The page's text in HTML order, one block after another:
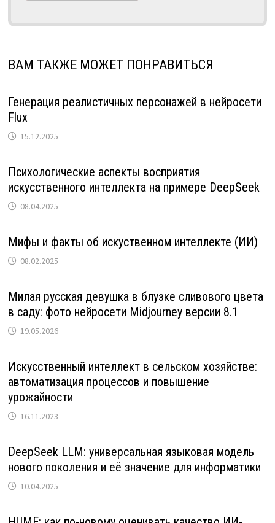
ВАМ ТАКЖЕ МОЖЕТ ПОНРАВИТЬСЯ
Генерация реалистичных персонажей в нейросети
Flux
15.12.2025
Психологические аспекты восприятия
искусственного интеллекта на примере DeepSeek
08.04.2025
Мифы и факты об искуственном интеллекте (ИИ)
08.02.2025
Милая русская девушка в блузке сливового цвета
в саду: фото нейросети Midjourney версии 8.1
19.05.2026
Искусственный интеллект в сельском хозяйстве:
автоматизация процессов и повышение
урожайности
16.11.2023
DeepSeek LLM: универсальная языковая модель
нового поколения и её значение для информатики
10.04.2025